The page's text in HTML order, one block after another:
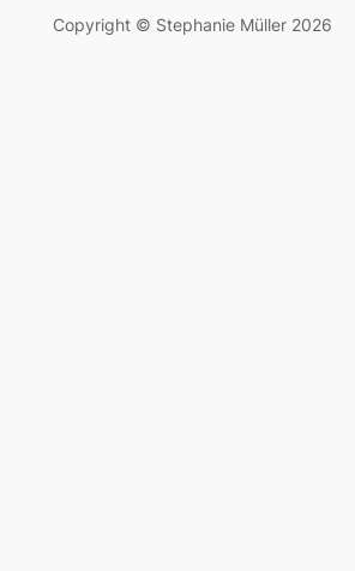
Copyright © Stephanie Müller 2026